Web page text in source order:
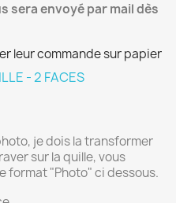
sera envoyé par mail dès
leur commande sur papier
- 2 FACES
je dois la transformer
sur la quille, vous
format "Photo" ci dessous.